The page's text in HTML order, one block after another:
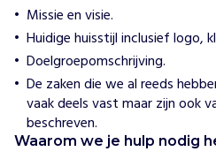
H
o
e
w
i
j
h
e
l
p
Missie en visie.
Huidige huisstijl inclusief logo,
Doelgroepomschrijving.
De zaken die we al reeds
vaak deels vast maar zijn ook
beschreven.
Waarom we je hulp nodig